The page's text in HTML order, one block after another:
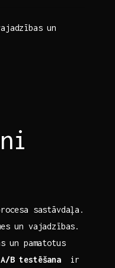
un
sastāvdaļa.
un vajadzības.
pamatotus
A/B testēšana⁣ ir